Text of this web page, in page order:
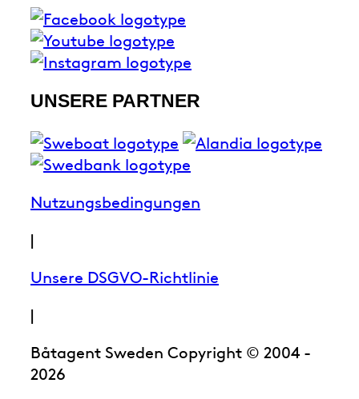
UNSERE PARTNER
Nutzungsbedingungen
|
Unsere DSGVO-Richtlinie
|
Båtagent Sweden Copyright © 2004 -
2026